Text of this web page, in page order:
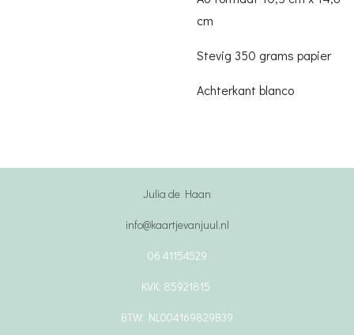
cm
Stevig 350 grams papier
Achterkant blanco
Julia de Haan
info@kaartjevanjuul.nl
06 41154529
KVK: 85921815
BTW: NL004169829B39